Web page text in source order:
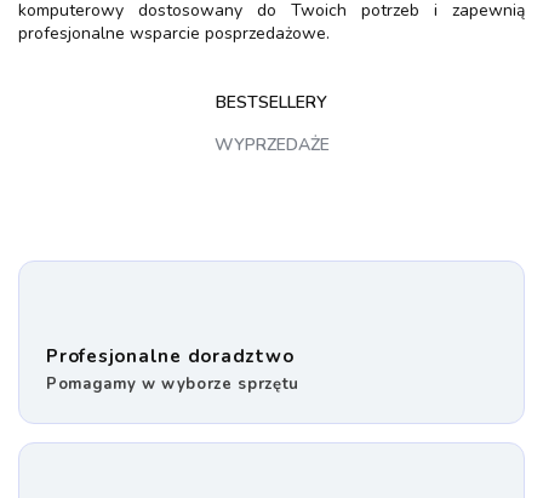
komputerowy dostosowany do Twoich potrzeb i zapewnią
profesjonalne wsparcie posprzedażowe.
BESTSELLERY
WYPRZEDAŻE
Profesjonalne doradztwo
Pomagamy w wyborze sprzętu